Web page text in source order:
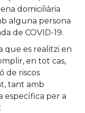
domiciliària
alguna persona
de COVID-19.
que es realitzi en
en tot cas,
de riscos
tant amb
específica per a